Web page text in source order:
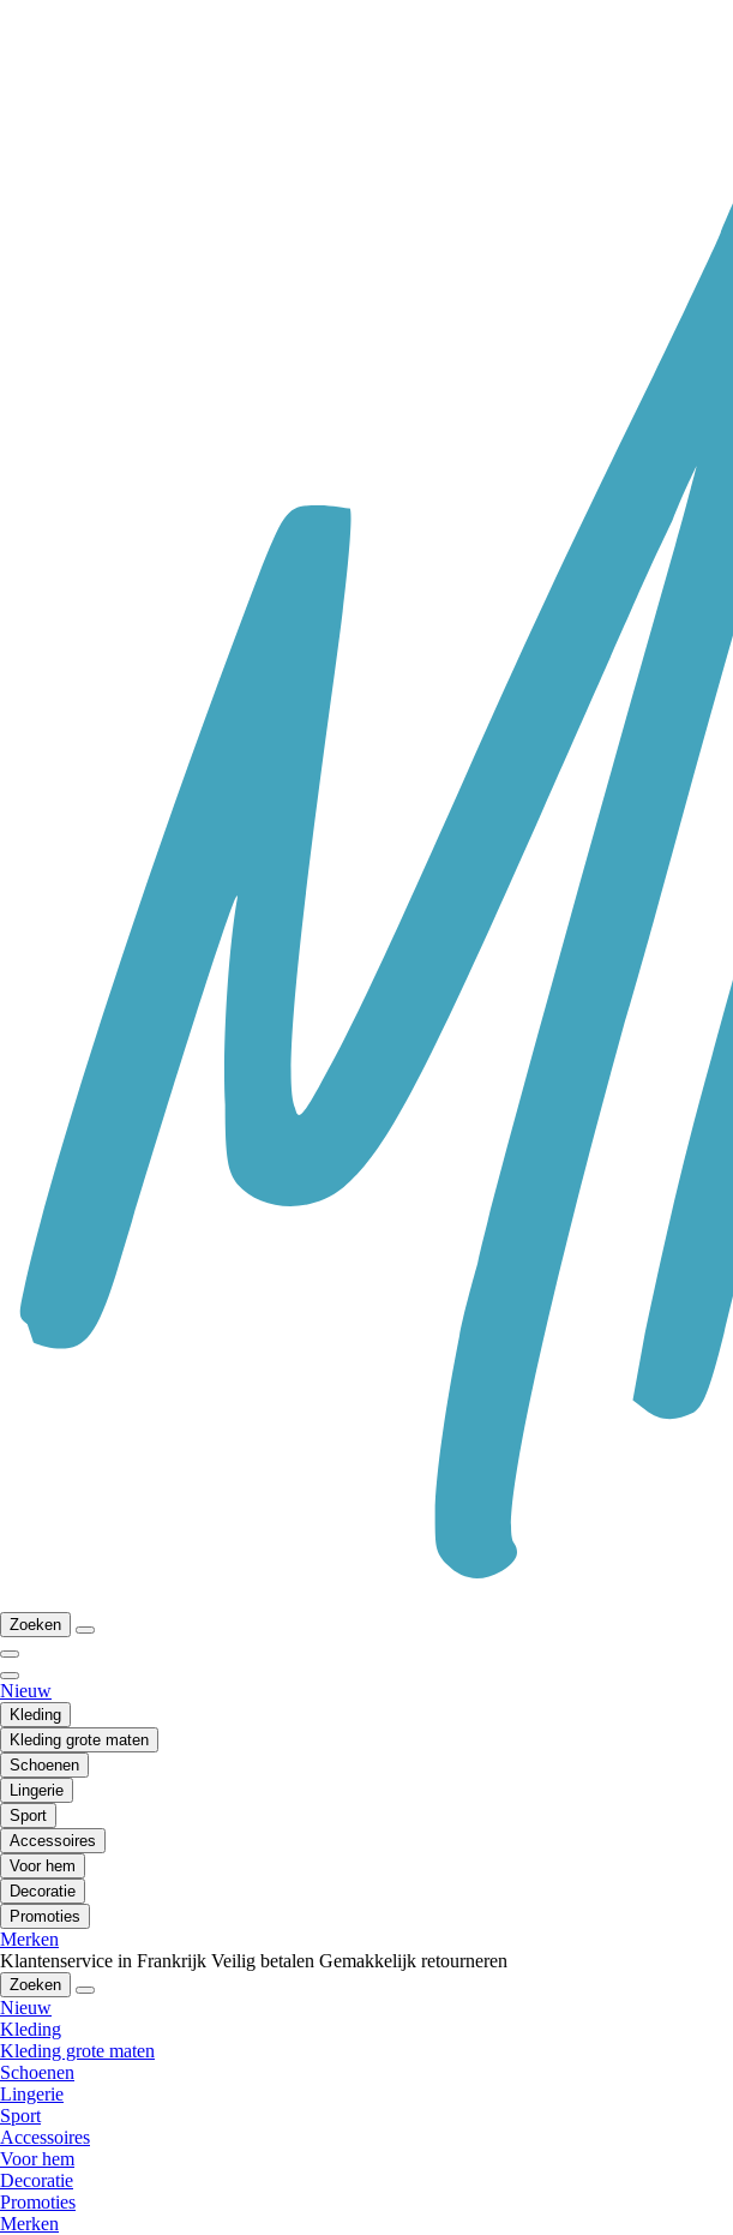
Zoeken
Nieuw
Kleding
Kleding grote maten
Schoenen
Lingerie
Sport
Accessoires
Voor hem
Decoratie
Promoties
Merken
Klantenservice in Frankrijk Veilig betalen Gemakkelijk retourneren
Zoeken
Nieuw
Kleding
Kleding grote maten
Schoenen
Lingerie
Sport
Accessoires
Voor hem
Decoratie
Promoties
Merken